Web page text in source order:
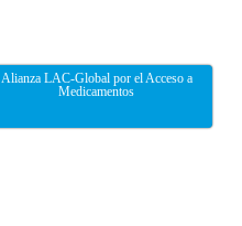
Alianza LAC-Global por el Acceso a
Medicamentos